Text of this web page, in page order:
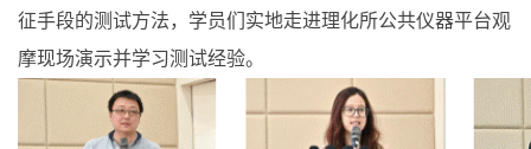
征手段的测试方法，学员们实地走进理化所公共仪器平台观
摩现场演示并学习测试经验。